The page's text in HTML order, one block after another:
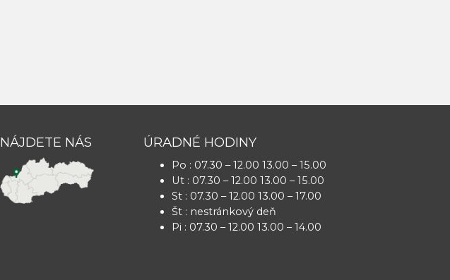
NÁJDETE NÁS ÚRADNÉ HODINY
Po : 07.30 – 12.00 13.00 – 15.00
Ut : 07.30 – 12.00 13.00 – 15.00
St : 07.30 – 12.00 13.00 – 17.00
Št : nestránkový deň
Pi : 07.30 – 12.00 13.00 – 14.00